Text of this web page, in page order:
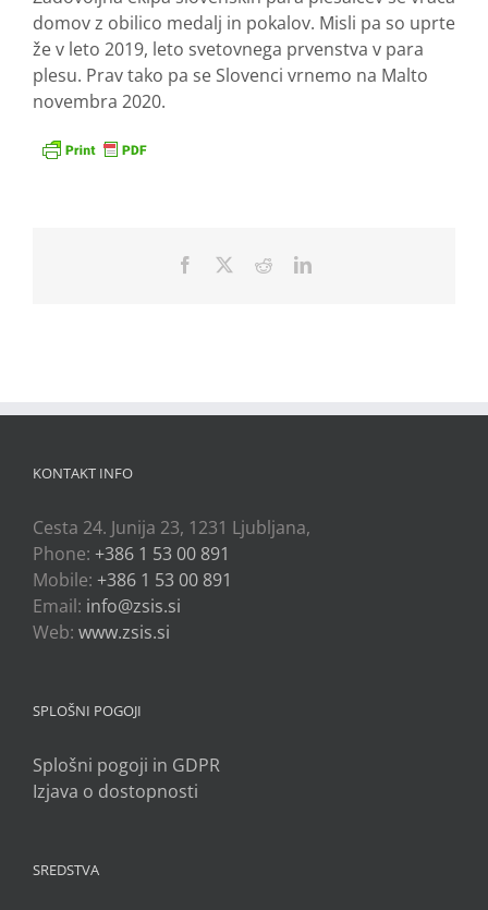
domov z obilico medalj in pokalov. Misli pa so uprte
že v leto 2019, leto svetovnega prvenstva v para
plesu. Prav tako pa se Slovenci vrnemo na Malto
novembra 2020.
Facebook RedditLinkedIn
KONTAKT INFO
Cesta 24. Junija 23, 1231 Ljubljana,
Phone: +386 1 53 00 891
Mobile: +386 1 53 00 891
Email: info@zsis.si
Web: www.zsis.si
SPLOŠNI POGOJI
Splošni pogoji in GDPR
Izjava o dostopnosti
SREDSTVA